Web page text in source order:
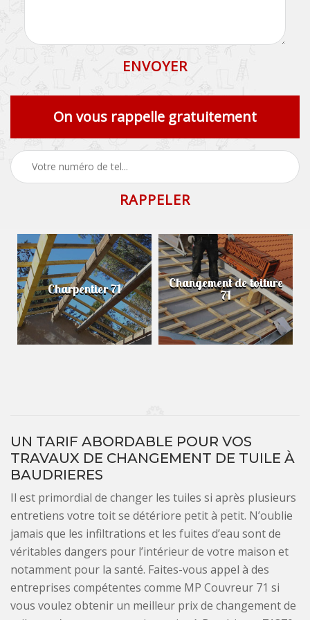
On vous rappelle gratuitement
Charpentier 71 Changement de toiture
71
UN TARIF ABORDABLE POUR VOS
TRAVAUX DE CHANGEMENT DE TUILE À
BAUDRIERES
Il est primordial de changer les tuiles si après plusieurs
entretiens votre toit se détériore petit à petit. N’oublie
jamais que les infiltrations et les fuites d’eau sont de
véritables dangers pour l’intérieur de votre maison et
notamment pour la santé. Faites-vous appel à des
entreprises compétentes comme MP Couvreur 71 si
vous voulez obtenir un meilleur prix de changement de